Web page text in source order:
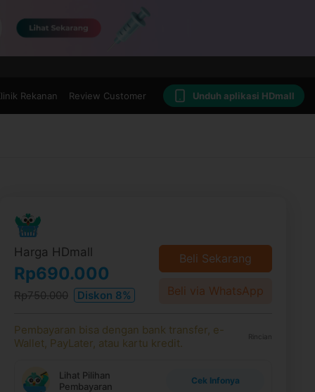
Rekanan Review Customer Unduh aplikasi HDmall
Harga HDmall
Rp690.000
Rp750.000 Diskon 8%
Beli Sekarang
Beli via WhatsApp
Pembayaran bisa dengan bank transfer, e-
Wallet, PayLater, atau kartu kredit.
Rincian
Lihat Pilihan
Pembayaran
Cek Infonya